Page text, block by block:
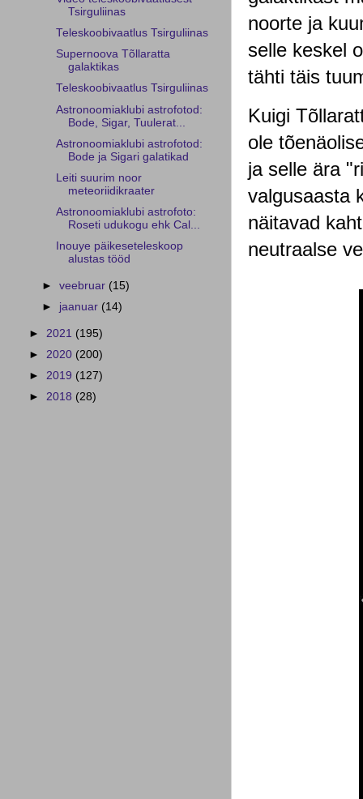
noorte ja
selle keskel
tähti täis
Kuigi
ole
ja selle ära
valgusaasta
näitavad
neutraalse
Tsirguliinas
Teleskoobivaatlus Tsirguliinas
Supernoova Tõllaratta
galaktikas
Teleskoobivaatlus Tsirguliinas
Astronoomiaklubi astrofotod:
Bode, Sigar, Tuulerat...
Astronoomiaklubi astrofotod:
Bode ja Sigari galatikad
Leiti suurim noor
meteoriidikraater
Astronoomiaklubi astrofoto:
Roseti udukogu ehk Cal...
Inouye päikeseteleskoop
alustas tööd
►veebruar (15)
► jaanuar (14)
► 2021 (195)
► 2020 (200)
► 2019 (127)
► 2018 (28)